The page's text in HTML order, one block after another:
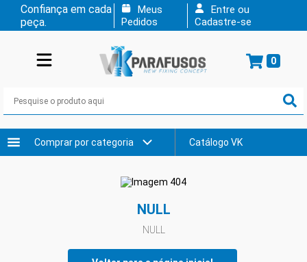
Confiança em cada
peça.
Meus
Pedidos
Entre ou
Cadastre-se
0
Comprar por categoria Catálogo VK
NULL
NULL